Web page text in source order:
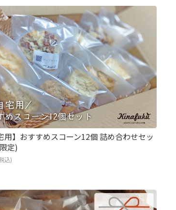
用】おすすめスコーン12個 詰め合わせセッ
定)
込)